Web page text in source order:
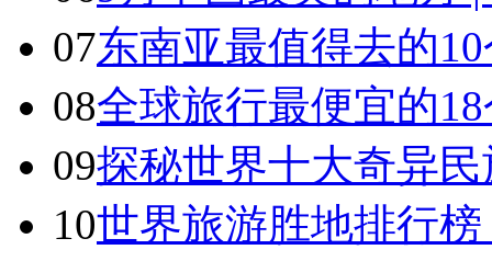
07东南亚最值得去的
08全球旅行最便宜的
09探秘世界十大奇异
10世界旅游胜地排行